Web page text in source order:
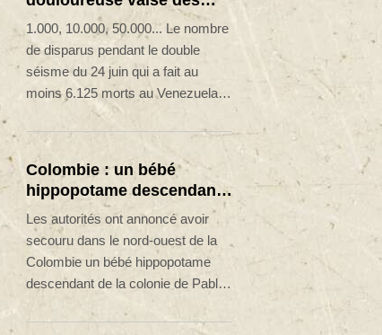
nombres de disparus
1.000, 10.000, 50.000... Le nombre
de disparus pendant le double
séisme du 24 juin qui a fait au
moins 6.125 morts au Venezuela
donne lieu à une valse de chiffres
contradictoires alors que les
autorités, loin de clarifier la
situation, ne donnent pas
d'indication officielle.
Colombie : un bébé
hippopotame descendant
de la colonie d'Escobar
secouru
Les autorités ont annoncé avoir
secouru dans le nord-ouest de la
Colombie un bébé hippopotame
descendant de la colonie de Pablo
Escobar retrouvé par des
pêcheurs sur les berges d'une